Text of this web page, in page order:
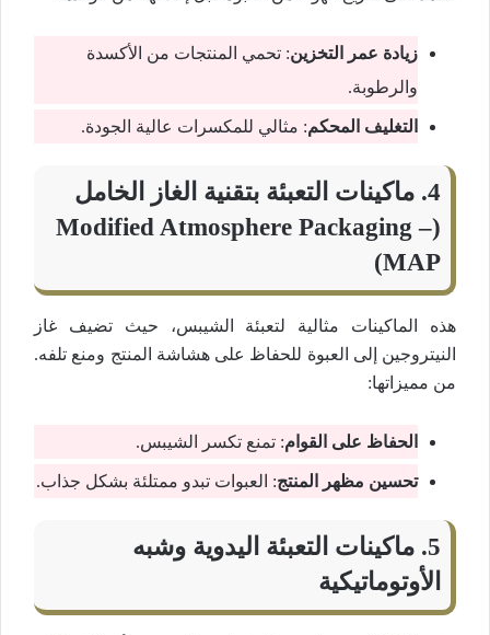
زيادة عمر التخزين: تحمي المنتجات من الأكسدة
والرطوبة.
التغليف المحكم: مثالي للمكسرات عالية الجودة.
4. ماكينات التعبئة بتقنية الغاز الخامل
(Modified Atmosphere Packaging –
MAP)
هذه الماكينات مثالية لتعبئة الشيبس، حيث تضيف غاز
النيتروجين إلى العبوة للحفاظ على هشاشة المنتج ومنع تلفه.
من مميزاتها:
الحفاظ على القوام: تمنع تكسر الشيبس.
تحسين مظهر المنتج: العبوات تبدو ممتلئة بشكل جذاب.
5. ماكينات التعبئة اليدوية وشبه
الأوتوماتيكية